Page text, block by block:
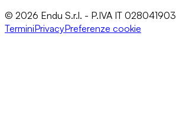
© 2026 Endu S.r.l. - P.IVA IT
TerminiPrivacyPreferenze cookie